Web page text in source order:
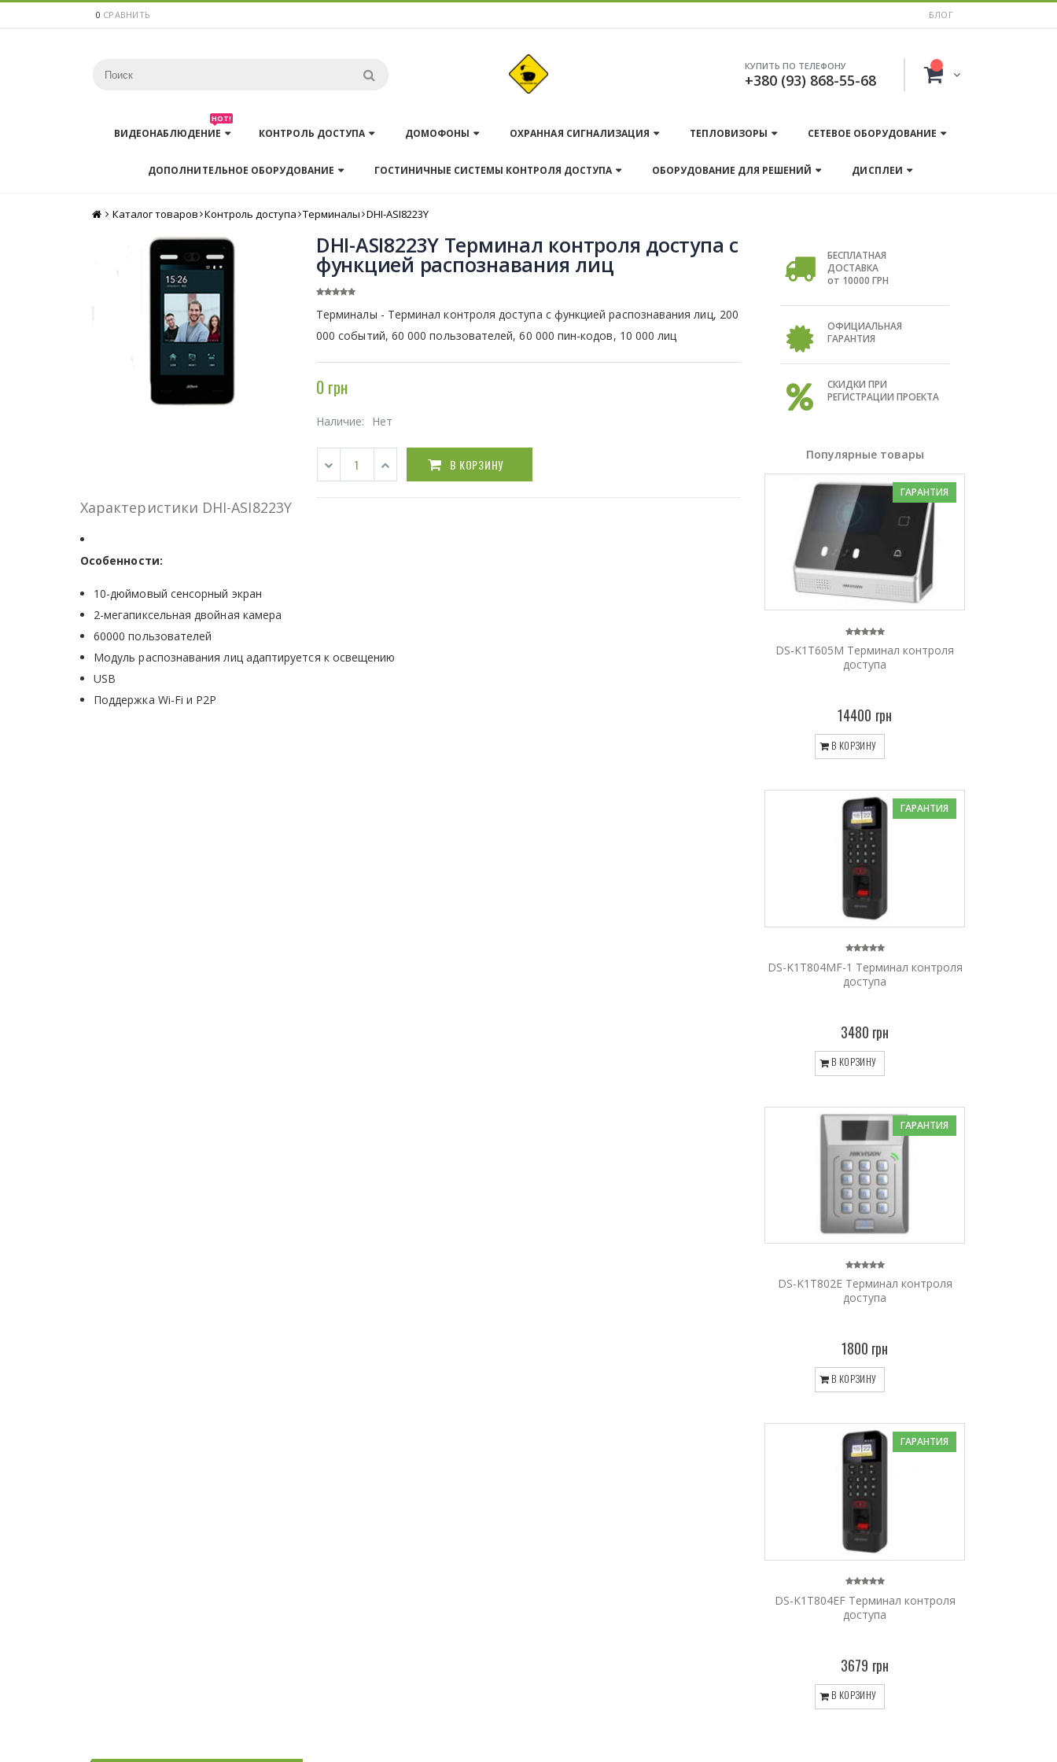
0 СРАВНИТЬ БЛОГ
КУПИТЬ ПО ТЕЛЕФОНУ
+380 (93) 868-55-68
ВИДЕОНАБЛЮДЕНИЕ
HOT!
КОНТРОЛЬ ДОСТУПА ДОМОФОНЫ ОХРАННАЯ СИГНАЛИЗАЦИЯ ТЕПЛОВИЗОРЫ СЕТЕВОЕ ОБОРУДОВАНИЕ
ДОПОЛНИТЕЛЬНОЕ ОБОРУДОВАНИЕ ГОСТИНИЧНЫЕ СИСТЕМЫ КОНТРОЛЯ ДОСТУПА ОБОРУДОВАНИЕ ДЛЯ РЕШЕНИЙ ДИСПЛЕИ
Главная
Каталог товаров Контроль доступа Терминалы DHI-ASI8223Y
DHI-ASI8223Y Терминал контроля доступа с
функцией распознавания лиц
Терминалы - Терминал контроля доступа с функцией распознавания лиц, 200
000 событий, 60 000 пользователей, 60 000 пин-кодов, 10 000 лиц
0 грн
Наличие: Нет
В КОРЗИНУ
Характеристики DHI-ASI8223Y
Особенности:
10-дюймовый сенсорный экран
2-мегапиксельная двойная камера
60000 пользователей
Модуль распознавания лиц адаптируется к освещению
USB
Поддержка Wi-Fi и P2P
БЕСПЛАТНАЯ
ДОСТАВКА
от 10000 ГРН
ОФИЦИАЛЬНАЯ
ГАРАНТИЯ
СКИДКИ ПРИ
РЕГИСТРАЦИИ ПРОЕКТА
Популярные товары
ГАРАНТИЯ
DS-K1T605M Терминал контроля
доступа
14400 грн
В КОРЗИНУ
ГАРАНТИЯ
DS-K1T804MF-1 Терминал контроля
доступа
3480 грн
В КОРЗИНУ
ГАРАНТИЯ
DS-K1T802E Терминал контроля
доступа
1800 грн
В КОРЗИНУ
ГАРАНТИЯ
DS-K1T804EF Терминал контроля
доступа
3679 грн
В КОРЗИНУ